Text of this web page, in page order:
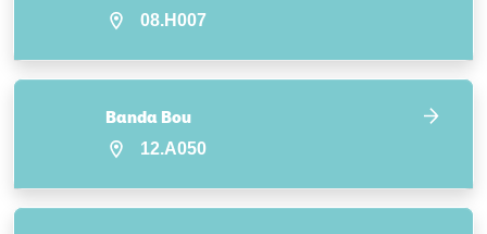
08.H007
Banda Bou
12.A050